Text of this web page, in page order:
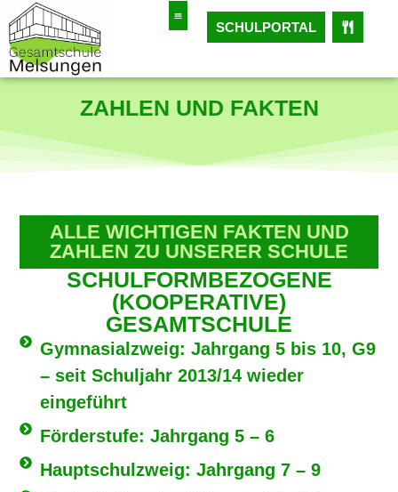
SCHULPORTAL
ZAHLEN UND FAKTEN
ALLE WICHTIGEN FAKTEN UND
ZAHLEN ZU UNSERER SCHULE
SCHULFORMBEZOGENE
(KOOPERATIVE)
GESAMTSCHULE
Gymnasialzweig: Jahrgang 5 bis 10, G9
– seit Schuljahr 2013/14 wieder
eingeführt
Förderstufe: Jahrgang 5 – 6
Hauptschulzweig: Jahrgang 7 – 9